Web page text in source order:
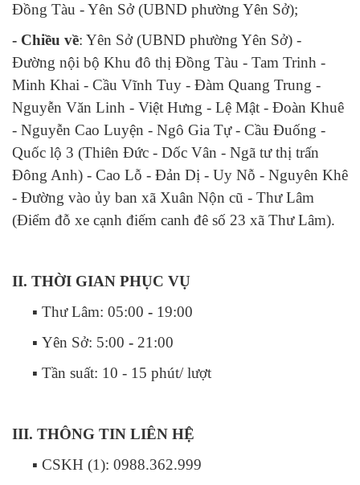
Đồng Tàu - Yên Sở (UBND phường Yên Sở);
- Chiều về: Yên Sở (UBND phường Yên Sở) -
Đường nội bộ Khu đô thị Đồng Tàu - Tam Trinh -
Minh Khai - Cầu Vĩnh Tuy - Đàm Quang Trung -
Nguyễn Văn Linh - Việt Hưng - Lệ Mật - Đoàn Khuê
- Nguyễn Cao Luyện - Ngô Gia Tự - Cầu Đuống -
Quốc lộ 3 (Thiên Đức - Dốc Vân - Ngã tư thị trấn
Đông Anh) - Cao Lỗ - Đản Dị - Uy Nỗ - Nguyên Khê
- Đường vào ủy ban xã Xuân Nộn cũ - Thư Lâm
(Điểm đỗ xe cạnh điếm canh đê số 23 xã Thư Lâm).
II. THỜI GIAN PHỤC VỤ
▪ Thư Lâm: 05:00 - 19:00
▪ Yên Sở: 5:00 - 21:00
▪ Tần suất: 10 - 15 phút/ lượt
III. THÔNG TIN LIÊN HỆ
▪ CSKH (1): 0988.362.999